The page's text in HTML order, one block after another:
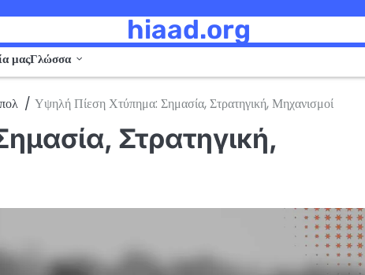
hiaad.org
μαςΓλώσσα
Υψηλή Πίεση Χτύπημα: Σημασία, Στρατηγική, Μηχανισμοί
Στρατηγική,